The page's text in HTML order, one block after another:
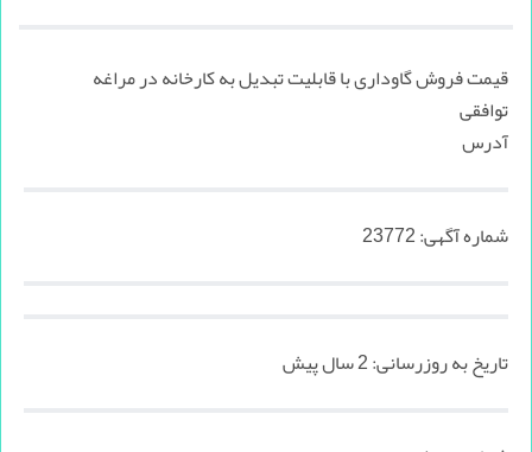
قیمت فروش گاوداری با قابلیت تبدیل به کارخانه در مراغه
توافقی
آدرس
شماره آگهی:23772
تاریخ به روزرسانی:2 سال پیش